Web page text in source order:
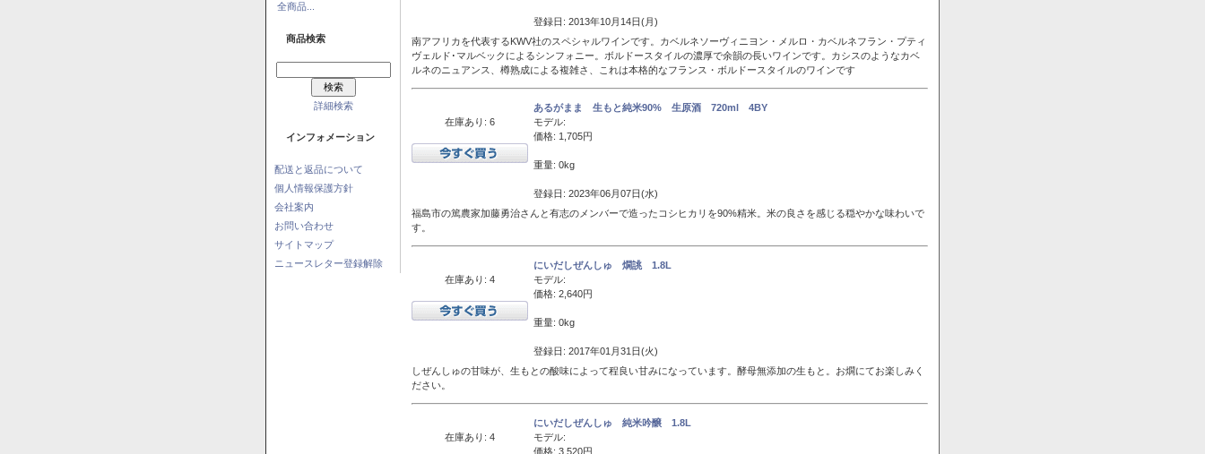
全商品...
商品検索
詳細検索
インフォメーション
配送と返品について
個人情報保護方針
会社案内
お問い合わせ
サイトマップ
ニュースレター登録解除
登録日: 2013年10月14日(月)
南アフリカを代表するKWV社のスペシャルワインです。カベルネソーヴィニヨン・メルロ・カベルネフラン・プティ
ヴェルド･マルベックによるシンフォニー。ボルドースタイルの濃厚で余韻の長いワインです。カシスのようなカベ
ルネのニュアンス、樽熟成による複雑さ、これは本格的なフランス・ボルドースタイルのワインです
在庫あり: 6
あるがまま 生もと純米90% 生原酒 720ml 4BY
モデル:
価格: 1,705円
重量: 0kg
登録日: 2023年06月07日(水)
福島市の篤農家加藤勇治さんと有志のメンバーで造ったコシヒカリを90%精米。米の良さを感じる穏やかな味わいで
す。
在庫あり: 4
にいだしぜんしゅ 燗誂 1.8L
モデル:
価格: 2,640円
重量: 0kg
登録日: 2017年01月31日(火)
しぜんしゅの甘味が、生もとの酸味によって程良い甘みになっています。酵母無添加の生もと。お燗にてお楽しみく
ださい。
在庫あり: 4
にいだしぜんしゅ 純米吟醸 1.8L
モデル:
価格: 3,520円